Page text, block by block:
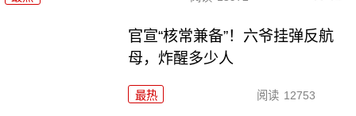
官宣“核常兼备”！六爷挂弹反航
母，炸醒多少人
最热 阅读 12753